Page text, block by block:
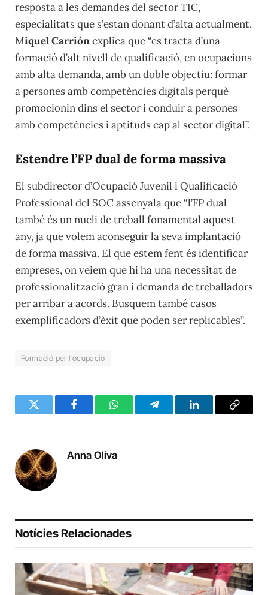
resposta a les demandes del sector TIC,
especialitats que s’estan donant d’alta actualment.
Miquel Carriónexplica que “es tracta d’una
formació d’alt nivell de qualificació, en ocupacions
amb alta demanda, amb un doble objectiu: formar
a persones amb competències digitals perquè
promocionin dins el sector i conduir a persones
amb competències i aptituds cap al sector digital”.
Estendre l’FP dual de forma massiva
El subdirector d’Ocupació Juvenil i Qualificació
Professional del SOC assenyala que “l’FP dual
també és un nucli de treball fonamental aquest
any, ja que volem aconseguir la seva implantació
de forma massiva. El que estem fent és identificar
empreses, on veiem que hi ha una necessitat de
professionalització gran i demanda de treballadors
per arribar a acords. Busquem també casos
exemplificadors d’èxit que poden ser replicables”.
Formació per l'ocupació
Twitter FacebookWhatsAppTelegramLinkedInCopy
Anna Oliva
Notícies Relacionades